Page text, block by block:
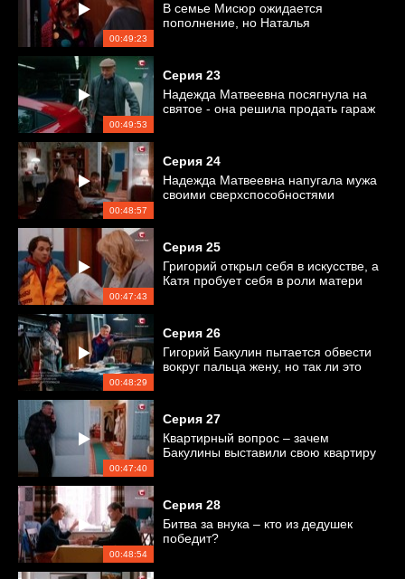
00:49:23
В семье Мисюр ожидается
пополнение, но Наталья
00:49:53
Серия 23
Надежда Матвеевна посягнула на
святое - она решила продать гараж
00:48:57
Серия 24
Надежда Матвеевна напугала мужа
своими сверхспособностями
00:47:43
Серия 25
Григорий открыл себя в искусстве, а
Катя пробует себя в роли матери
00:48:29
Серия 26
Гигорий Бакулин пытается обвести
вокруг пальца жену, но так ли это
00:47:40
Серия 27
Квартирный вопрос – зачем
Бакулины выставили свою квартиру
00:48:54
Серия 28
Битва за внука – кто из дедушек
победит?